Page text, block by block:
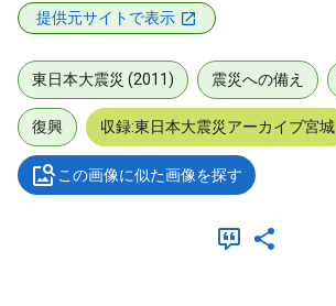
提供元サイトで表示
東日本大震災 (2011) 震災への備え
復興 収録:東日本大震災アーカイブ宮城
この画像に似た画像を探す